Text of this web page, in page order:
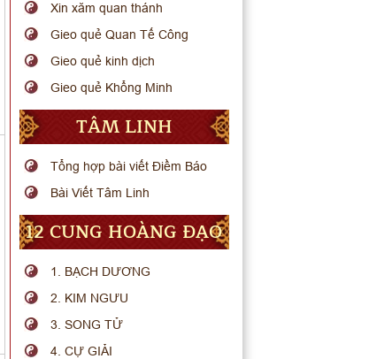
Xin xăm quan thánh
Gieo quẻ Quan Tế Công
Gieo quẻ kinh dịch
Gieo quẻ Khổng Minh
TÂM LINH
Tổng hợp bài viết Điềm Báo
Bài Viết Tâm Linh
12 CUNG HOÀNG ĐẠO
1. BẠCH DƯƠNG
2. KIM NGƯU
3. SONG TỬ
4. CỰ GIẢI